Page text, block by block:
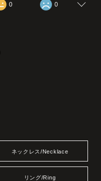
0 0
ネックレス/Necklace
リング/Ring